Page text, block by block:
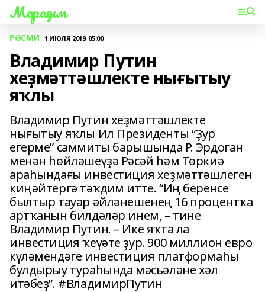
Мораҙым
РӘСМИ 1 ИЮЛЯ 2019, 05:00
Владимир Путин
хеҙмәттәшлекте нығытыу
яҡлы
Владимир Путин хеҙмәттәшлекте
нығытыу яҡлы Ил Президенты “Ҙур
егерме” саммиты барышында Р. Эрдоган
менән һөйләшеүҙә Рәсәй һәм Төркиә
араһындағы инвестиция хеҙмәттәшлеген
киңәйтергә тәҡдим итте. “Иң беренсе
былтыр тауар әйләнешенең 16 процентҡа
артҡанын билдәләр инем, – тине
Владимир Путин. – Ике яҡта ла
инвестиция ҡеүәте ҙур. 900 миллион евро
күләмендәге инвестиция платформаһы
булдырыу тураһында мәсьәләне хәл
итәбеҙ”. #ВладимирПутин